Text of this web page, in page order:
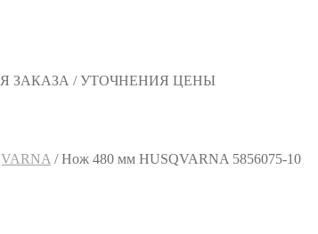
ЗАКАЗА / УТОЧНЕНИЯ ЦЕНЫ
/Нож 480 мм HUSQVARNA 5856075-10